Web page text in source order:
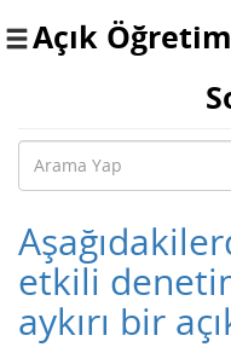
Toggle
Açık
etkili
aykırı bir